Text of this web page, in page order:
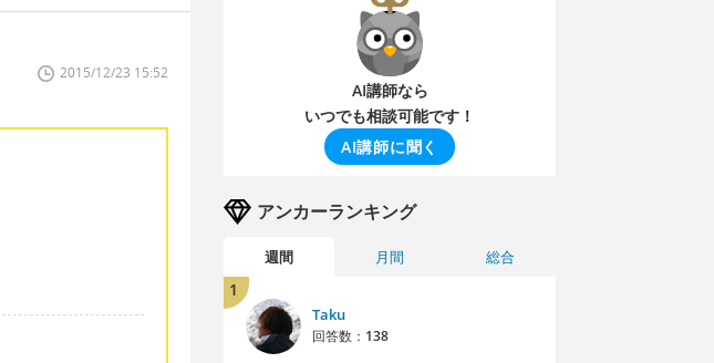
2015/12/23 15:52
AI講師なら
いつでも相談可能です！
AI講師に聞く
アンカーランキング
週間 月間 総合
1
Taku
回答数： 138